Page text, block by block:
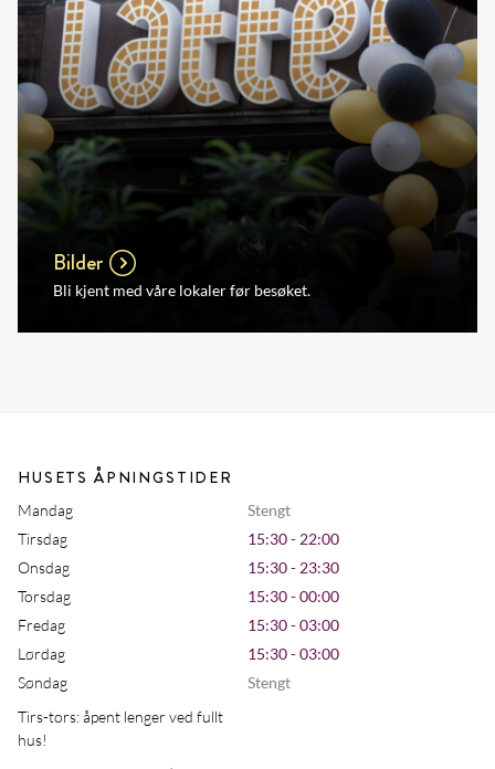
Bilder
Bli kjent med våre lokaler før besøket.
HUSETS ÅPNINGSTIDER
Mandag
Stengt
Tirsdag
15:30 - 22:00
Onsdag
15:30 - 23:30
Torsdag
15:30 - 00:00
Fredag
15:30 - 03:00
Lørdag
15:30 - 03:00
Søndag
Stengt
Tirs-tors: åpent lenger ved fullt
hus!